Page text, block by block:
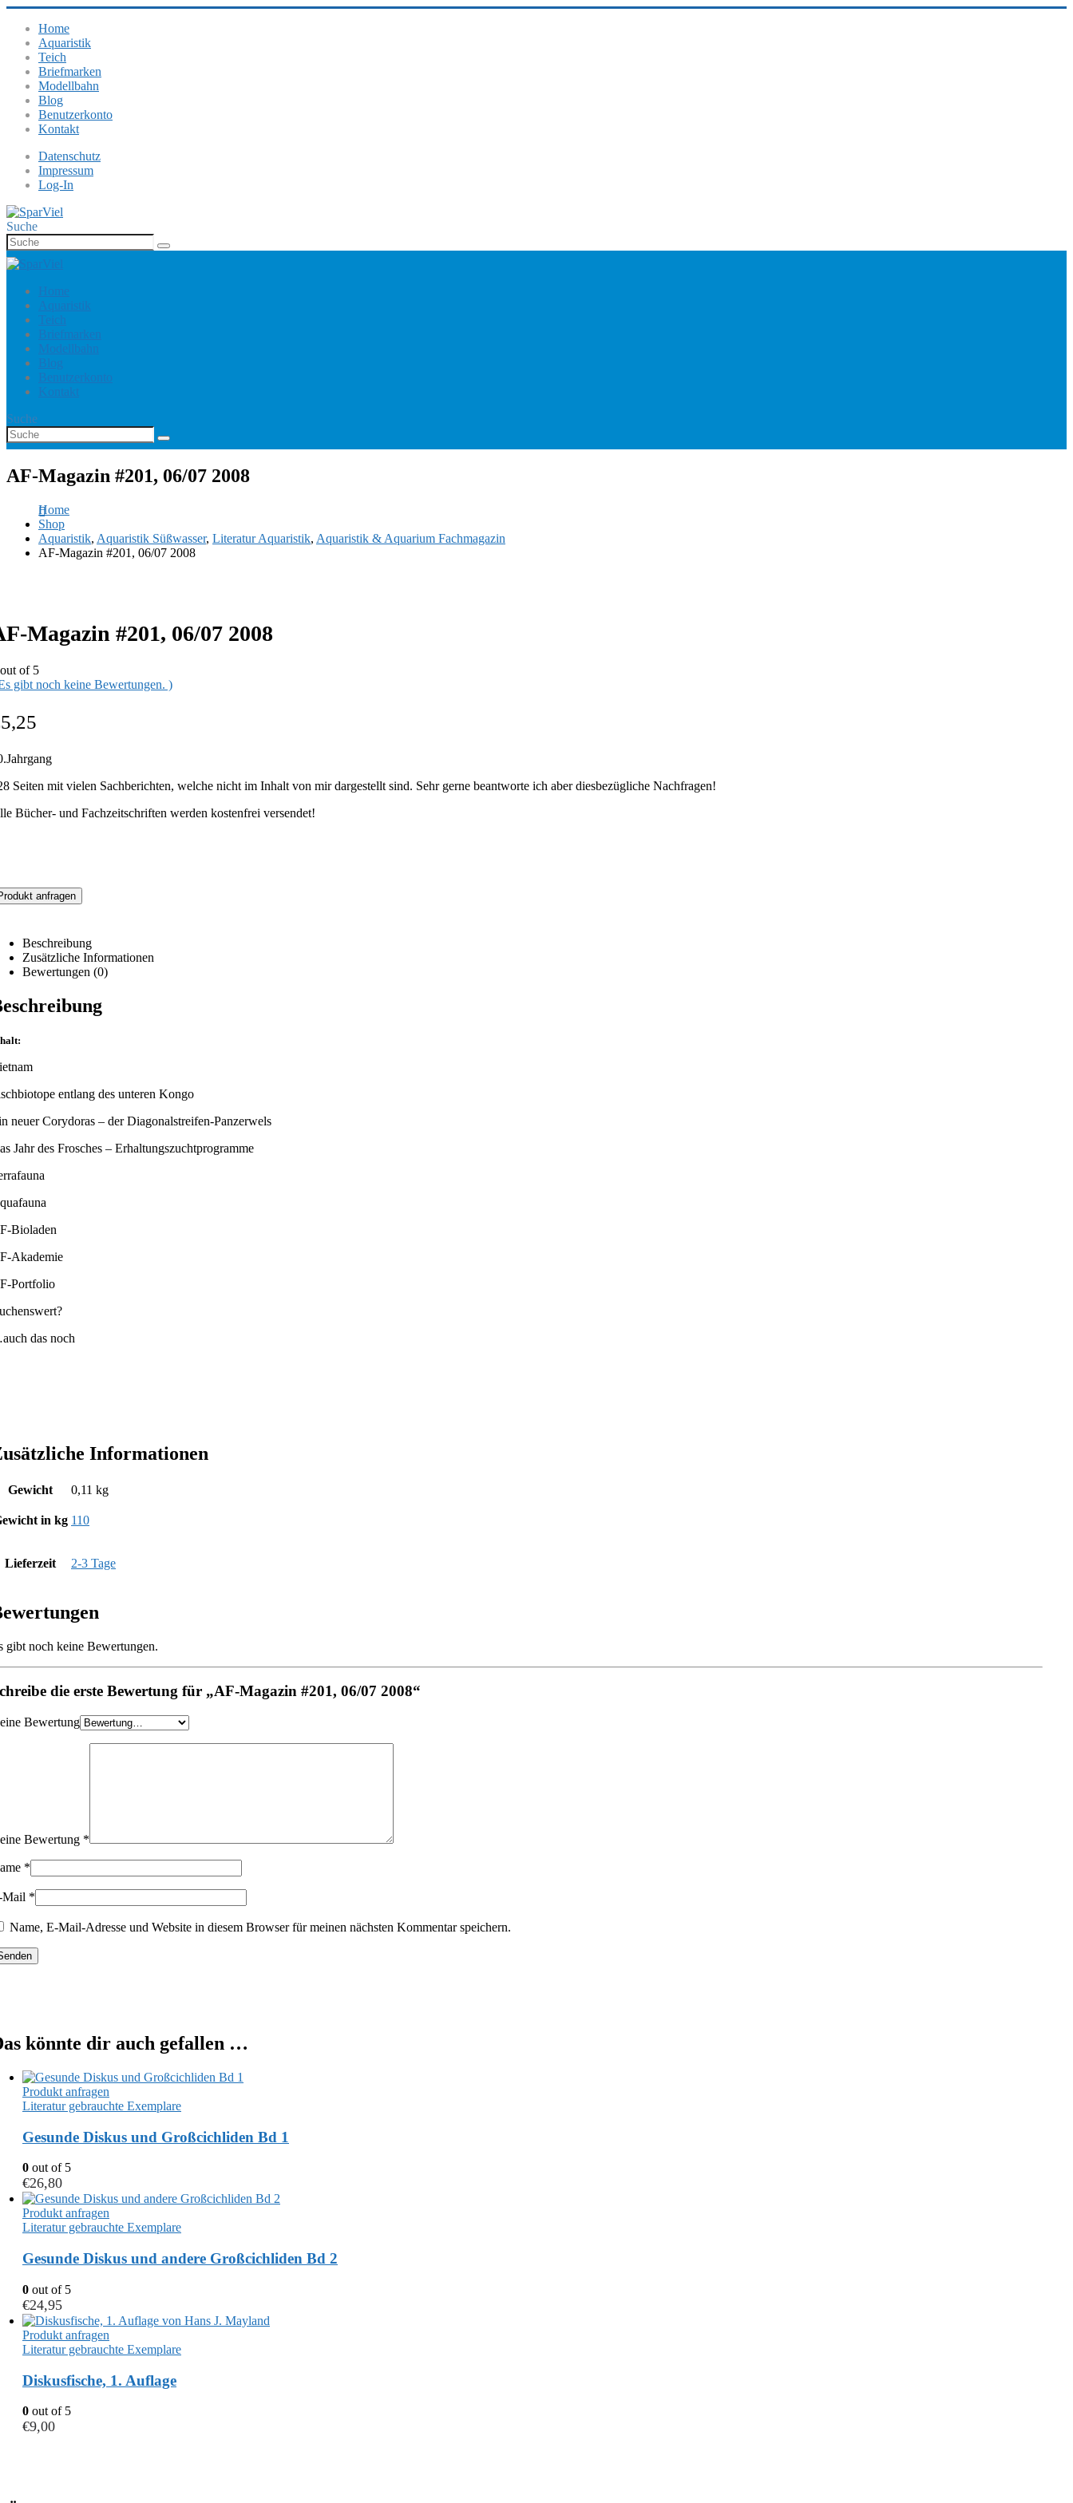
Home
Aquaristik
Teich
Briefmarken
Modellbahn
Blog
Benutzerkonto
Kontakt
Datenschutz
Impressum
Log-In
Suche
Home
Aquaristik
Teich
Briefmarken
Modellbahn
Blog
Benutzerkonto
Kontakt
Suche
AF-Magazin #201, 06/07 2008
Home
Shop
Aquaristik, Aquaristik Süßwasser, Literatur Aquaristik, Aquaristik & Aquarium Fachmagazin
AF-Magazin #201, 06/07 2008
Magazin #201, 06/07 2008
of 5
gibt noch keine Bewertungen. )
5,25
Seiten mit vielen Sachberichten, welche nicht im Inhalt von mir dargestellt sind. Sehr gerne beantworte ich aber diesbezügliche Nachfragen!
Bücher- und Fachzeitschriften werden kostenfrei versendet!
anfragen
Beschreibung
Zusätzliche Informationen
Bewertungen (0)
entlang des unteren Kongo
neuer Corydoras – der Diagonalstreifen-Panzerwels
Jahr des Frosches – Erhaltungszuchtprogramme
Bioladen
Akademie
Portfolio
das noch
Informationen
Gewicht 0,11 kg
in kg 110
Lieferzeit 2-3 Tage
gibt noch keine Bewertungen.
die erste Bewertung für „AF-Magazin #201, 06/07 2008“
Bewertung
Bewertung *
*
Mail *
Name, E-Mail-Adresse und Website in diesem Browser für meinen nächsten Kommentar speichern.
könnte dir auch gefallen …
Produkt anfragen
Literatur gebrauchte Exemplare
Gesunde Diskus und Großcichliden Bd 1
0 out of 5
€26,80
Produkt anfragen
Literatur gebrauchte Exemplare
Gesunde Diskus und andere Großcichliden Bd 2
0 out of 5
€24,95
Produkt anfragen
Literatur gebrauchte Exemplare
Diskusfische, 1. Auflage
0 out of 5
€9,00